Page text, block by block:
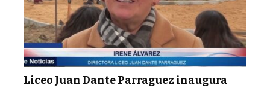
Liceo Juan Dante Parraguez inaugura